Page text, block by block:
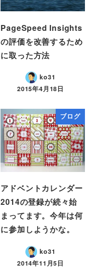
PageSpeed Insights
の評価を改善するため
に取った方法
ko31
2015年4月18日
ブログ
アドベントカレンダー
2014の登録が続々始
まってます。今年は何
に参加しようかな。
ko31
2014年11月5日